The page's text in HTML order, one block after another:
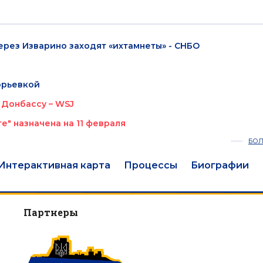
Изварино заходят «ихтамнеты» - СНБО
– WSJ
назначена на 11 февраля
карта Процессы Биографии
Партнеры